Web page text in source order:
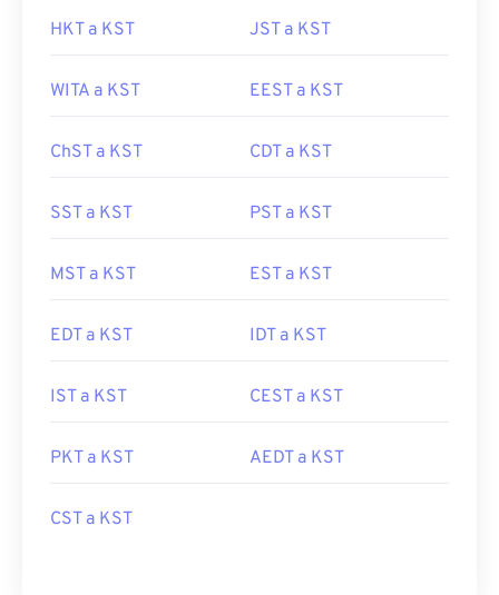
HKT a KST JST a KST
WITA a KST EEST a KST
ChST a KST CDT a KST
SST a KST PST a KST
MST a KST EST a KST
EDT a KST IDT a KST
IST a KST CEST a KST
PKT a KST AEDT a KST
CST a KST